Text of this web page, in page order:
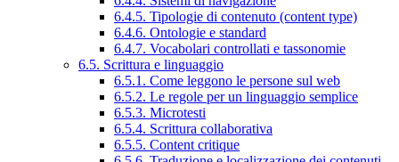
6.4.5. Tipologie di contenuto (content type)
6.4.6. Ontologie e standard
6.4.7. Vocabolari controllati e tassonomie
6.5. Scrittura e linguaggio
6.5.1. Come leggono le persone sul web
6.5.2. Le regole per un linguaggio semplice
6.5.3. Microtesti
6.5.4. Scrittura collaborativa
6.5.5. Content critique